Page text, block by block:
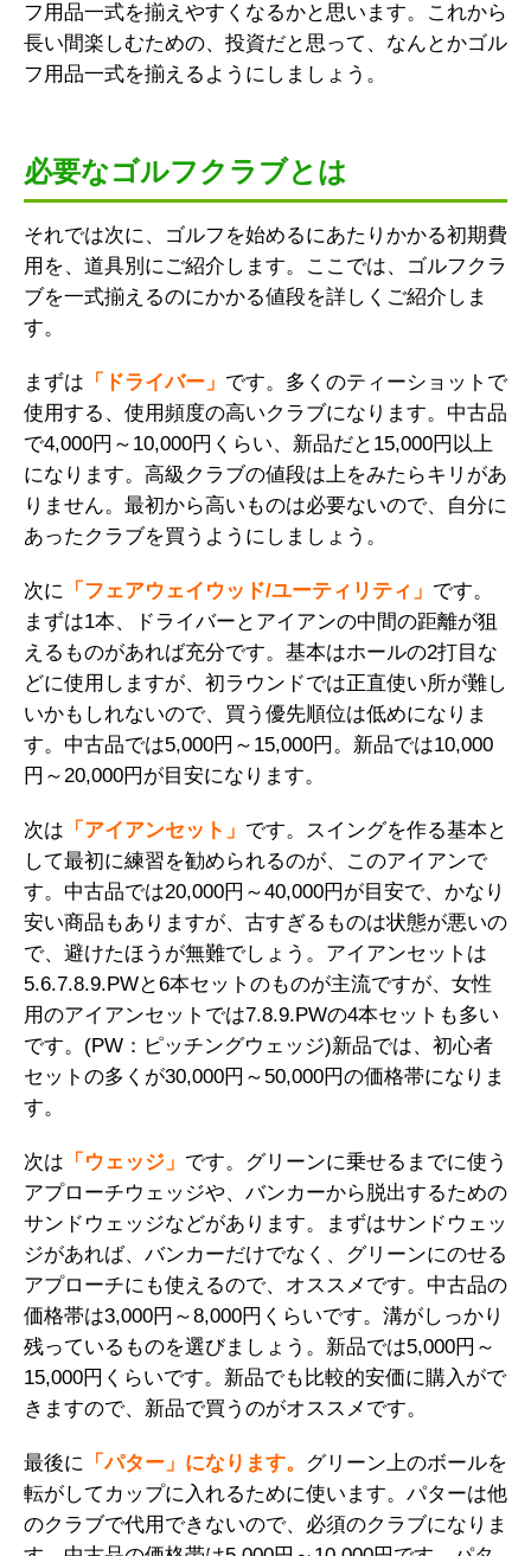
フ用品一式を揃えやすくなるかと思います。これから
長い間楽しむための、投資だと思って、なんとかゴル
フ用品一式を揃えるようにしましょう。
必要なゴルフクラブとは
それでは次に、ゴルフを始めるにあたりかかる初期費
用を、道具別にご紹介します。ここでは、ゴルフクラ
ブを一式揃えるのにかかる値段を詳しくご紹介しま
す。
まずは 「ドライバー」 です。多くのティーショットで
使用する、使用頻度の高いクラブになります。中古品
で4,000円～10,000円くらい、新品だと15,000円以上
になります。高級クラブの値段は上をみたらキリがあ
りません。最初から高いものは必要ないので、自分に
あったクラブを買うようにしましょう。
次に 「フェアウェイウッド/ユーティリティ」 です。
まずは1本、ドライバーとアイアンの中間の距離が狙
えるものがあれば充分です。基本はホールの2打目な
どに使用しますが、初ラウンドでは正直使い所が難し
いかもしれないので、買う優先順位は低めになりま
す。中古品では5,000円～15,000円。新品では10,000
円～20,000円が目安になります。
次は 「アイアンセット」 です。スイングを作る基本と
して最初に練習を勧められるのが、このアイアンで
す。中古品では20,000円～40,000円が目安で、かなり
安い商品もありますが、古すぎるものは状態が悪いの
で、避けたほうが無難でしょう。アイアンセットは
5.6.7.8.9.PWと6本セットのものが主流ですが、女性
用のアイアンセットでは7.8.9.PWの4本セットも多い
です。(PW：ピッチングウェッジ)新品では、初心者
セットの多くが30,000円～50,000円の価格帯になりま
す。
次は 「ウェッジ」 です。グリーンに乗せるまでに使う
アプローチウェッジや、バンカーから脱出するための
サンドウェッジなどがあります。まずはサンドウェッ
ジがあれば、バンカーだけでなく、グリーンにのせる
アプローチにも使えるので、オススメです。中古品の
価格帯は3,000円～8,000円くらいです。溝がしっかり
残っているものを選びましょう。新品では5,000円～
15,000円くらいです。新品でも比較的安価に購入がで
きますので、新品で買うのがオススメです。
最後に 「パター」になります。
グリーン上のボールを
転がしてカップに入れるために使います。パターは他
のクラブで代用できないので、必須のクラブになりま